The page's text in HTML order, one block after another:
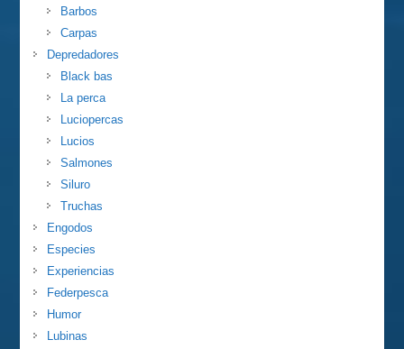
Barbos
Carpas
Depredadores
Black bas
La perca
Luciopercas
Lucios
Salmones
Siluro
Truchas
Engodos
Especies
Experiencias
Federpesca
Humor
Lubinas